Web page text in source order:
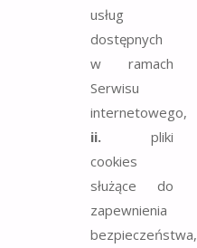
usług
dostępnych
w ramach
Serwisu
internetowego,
ii. pliki
cookies
służące do
zapewnienia
bezpieczeństwa,